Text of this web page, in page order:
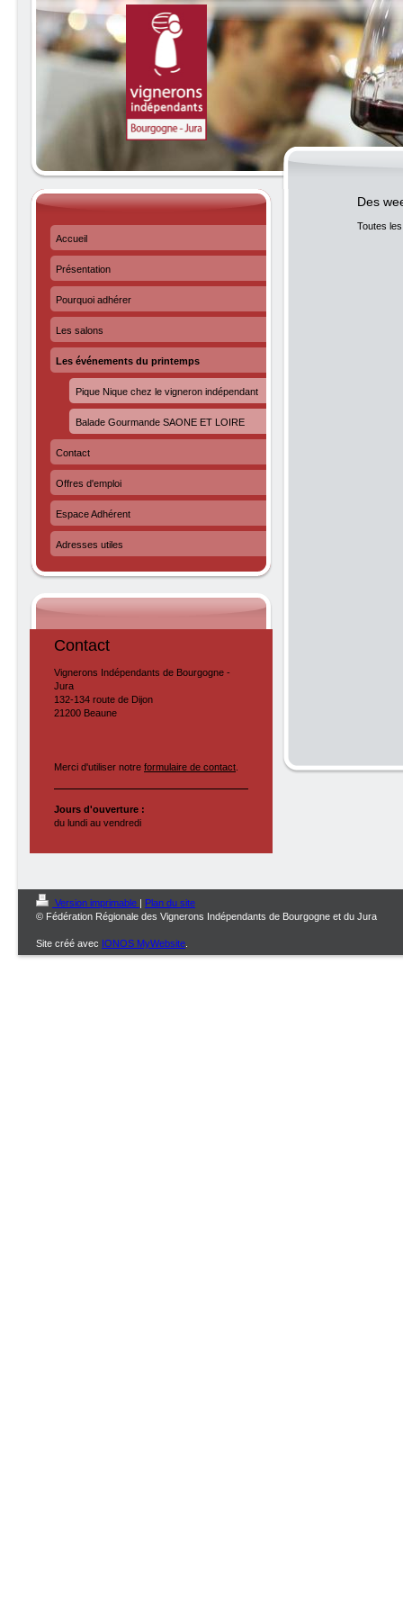
Des
Toutes
Accueil
Présentation
Pourquoi adhérer
Les salons
Les événements du printemps
Pique Nique chez le vigneron indépendant
Balade Gourmande SAONE ET LOIRE
Contact
Offres d'emploi
Espace Adhérent
Adresses utiles
Contact
Vignerons Indépendants de Bourgogne -
Jura
132-134 route de Dijon
21200 Beaune
Merci d'utiliser notre formulaire de contact
Jours d'ouverture :
du lundi au vendredi
Version imprimable | Plan du site
© Fédération Régionale des Vignerons Indépendants de Bourgogne et du Jura
Site créé avec IONOS MyWebsite